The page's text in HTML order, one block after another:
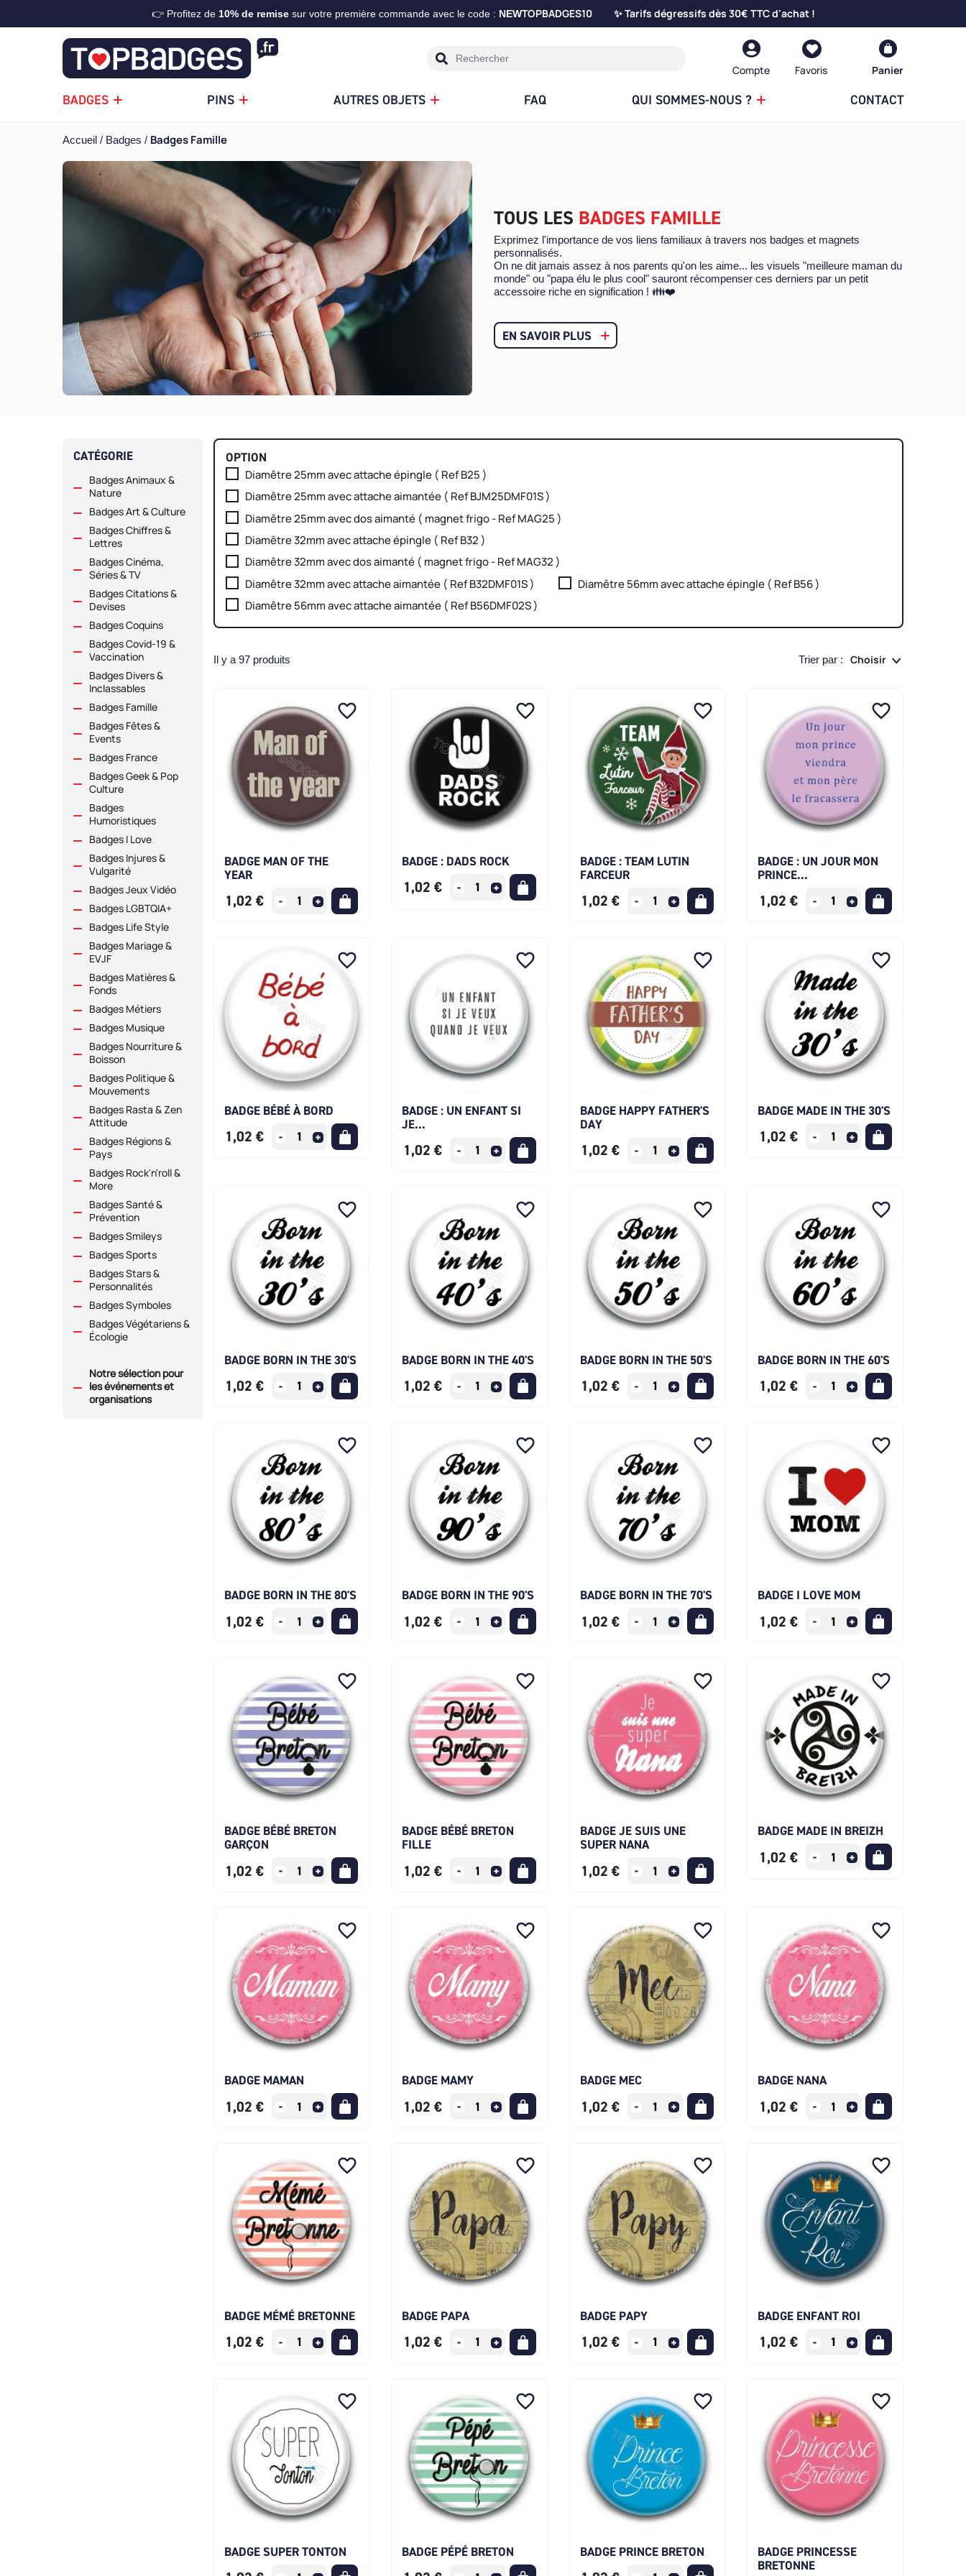
👉 Profitez de 10% de remisesur votre première commande avec le code : NEWTOPBADGES10 ✨ Tarifs dégressifs dès 30€ TTC d'achat !
Compte
BADGES PINS AUTRES OBJETS FAQ QUI SOMMES-NOUS ? CONTACT
Panier
Accueil Badges Badges Famille
TOUS LES BADGES FAMILLE
Exprimez l'importance de vos liens familiaux à travers nos badges et magnets
personnalisés.
On ne dit jamais assez à nos parents qu'on les aime... les visuels "meilleure maman du
monde" ou "papa élu le plus cool" sauront récompenser ces derniers par un petit
accessoire riche en signification ! 👪❤️
EN SAVOIR PLUS
CATÉGORIE
Badges Animaux &
Nature
Badges Art & Culture
Badges Chiffres &
Lettres
Badges Cinéma,
Séries & TV
Badges Citations &
Devises
Badges Coquins
Badges Covid-19 &
Vaccination
Badges Divers &
Inclassables
Badges Famille
Badges Fêtes &
Events
Badges France
Badges Geek & Pop
Culture
Badges
Humoristiques
Badges I Love
Badges Injures &
Vulgarité
Badges Jeux Vidéo
Badges LGBTQIA+
Badges Life Style
Badges Mariage &
EVJF
Badges Matières &
Fonds
Badges Métiers
Badges Musique
Badges Nourriture &
Boisson
Badges Politique &
Mouvements
Badges Rasta & Zen
Attitude
Badges Régions &
Pays
Badges Rock'n'roll &
More
Badges Santé &
Prévention
Badges Smileys
Badges Sports
Badges Stars &
Personnalités
Badges Symboles
Badges Végétariens &
Écologie
Notre sélection pour
les événements et
organisations
OPTION
Diamêtre 25mm avec attache épingle ( Ref B25 )
Diamêtre 25mm avec attache aimantée ( Ref BJM25DMF01S )
Diamêtre 25mm avec dos aimanté ( magnet frigo - Ref MAG25 )
Diamêtre 32mm avec attache épingle ( Ref B32 )
Diamêtre 32mm avec dos aimanté ( magnet frigo - Ref MAG32 )
Diamêtre 32mm avec attache aimantée ( Ref B32DMF01S )
Diamêtre 56mm avec attache épingle ( Ref B56 )
Diamêtre 56mm avec attache aimantée ( Ref B56DMF02S )
Il y a 97 produits Trier par : Choisir
BADGE MAN OF THE
YEAR
1,02 €
favorite_border
BADGE : DADS ROCK
1,02 €
favorite_border
BADGE : TEAM LUTIN
FARCEUR
1,02 €
favorite_border
BADGE : UN JOUR MON
PRINCE...
1,02 €
favorite_border
BADGE BÉBÉ À BORD
1,02 €
favorite_border
BADGE : UN ENFANT SI
JE...
1,02 €
favorite_border
BADGE HAPPY FATHER'S
DAY
1,02 €
favorite_border
BADGE MADE IN THE 30'S
1,02 €
favorite_border
BADGE BORN IN THE 30'S
1,02 €
favorite_border
BADGE BORN IN THE 40'S
1,02 €
favorite_border
BADGE BORN IN THE 50'S
1,02 €
favorite_border
BADGE BORN IN THE 60'S
1,02 €
favorite_border
BADGE BORN IN THE 80'S
1,02 €
favorite_border
BADGE BORN IN THE 90'S
1,02 €
favorite_border
BADGE BORN IN THE 70'S
1,02 €
favorite_border
BADGE I LOVE MOM
1,02 €
favorite_border
BADGE BÉBÉ BRETON
GARÇON
1,02 €
favorite_border
BADGE BÉBÉ BRETON
FILLE
1,02 €
favorite_border
BADGE JE SUIS UNE
SUPER NANA
1,02 €
favorite_border
BADGE MADE IN BREIZH
1,02 €
favorite_border
BADGE MAMAN
1,02 €
favorite_border
BADGE MAMY
1,02 €
favorite_border
BADGE MEC
1,02 €
favorite_border
BADGE NANA
1,02 €
favorite_border
BADGE MÉMÉ BRETONNE
1,02 €
favorite_border
BADGE PAPA
1,02 €
favorite_border
BADGE PAPY
1,02 €
favorite_border
BADGE ENFANT ROI
1,02 €
favorite_border
BADGE SUPER TONTON
favorite_border
BADGE PÉPÉ BRETON
favorite_border
BADGE PRINCE BRETON
favorite_border
BADGE PRINCESSE
BRETONNE
favorite_border